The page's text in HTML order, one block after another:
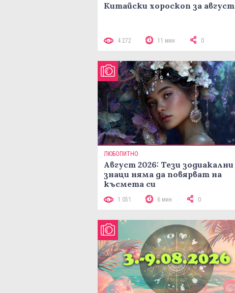
Китайски хороскоп за август
4 272 11 мин 0
ЛЮБОПИТНО
Август 2026: Тези зодиакални
знаци няма да повярват на
късмета си
1 051 6 мин 0